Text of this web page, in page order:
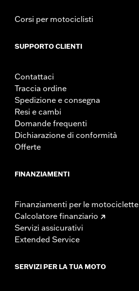
Corsi per motociclisti
SUPPORTO CLIENTI
Contattaci
Traccia ordine
Spedizione e consegna
Resi e cambi
Domande frequenti
Dichiarazione di conformità
Offerte
FINANZIAMENTI
Finanziamenti per le motociclette
Calcolatore finanziario
Servizi assicurativi
Extended Service
SERVIZI PER LA TUA MOTO